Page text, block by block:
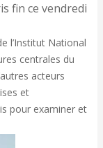
fin ce vendredi
l’Institut National
centrales du
acteurs
et
pour examiner et